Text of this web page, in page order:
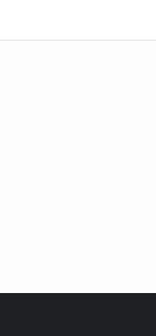
de economía circular